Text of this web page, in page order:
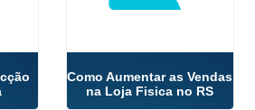
Como Aumentar as Vendas
na Loja Fisica no RS